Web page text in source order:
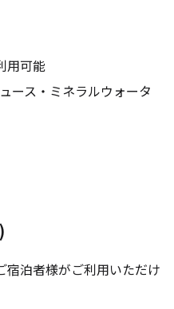
用可能
ース・ミネラルウォータ
宿泊者様がご利用いただけ